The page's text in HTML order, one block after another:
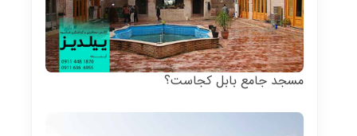
مسجد جامع بابل کجاست؟